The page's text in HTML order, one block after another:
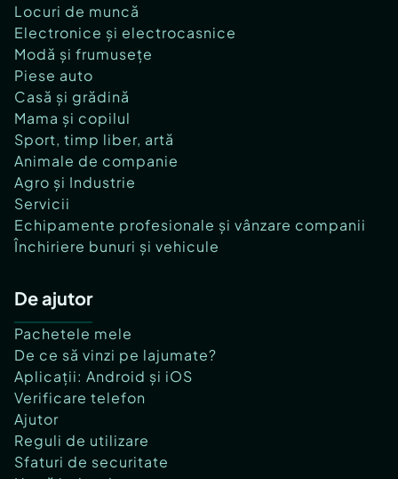
Locuri de muncă
Electronice și electrocasnice
Modă și frumusețe
Piese auto
Casă și grădină
Mama și copilul
Sport, timp liber, artă
Animale de companie
Agro și Industrie
Servicii
Echipamente profesionale și vânzare companii
Închiriere bunuri și vehicule
De ajutor
Pachetele mele
De ce să vinzi pe lajumate?
Aplicații: Android și iOS
Verificare telefon
Ajutor
Reguli de utilizare
Sfaturi de securitate